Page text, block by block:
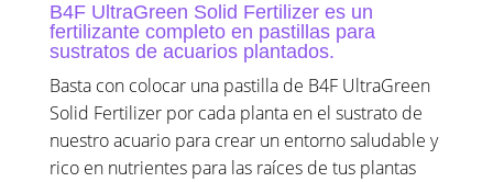
B4F UltraGreen Solid Fertilizer es un
fertilizante completo en pastillas para
sustratos de acuarios plantados.
Basta con colocar una pastilla de B4F UltraGreen
Solid Fertilizer por cada planta en el sustrato de
nuestro acuario para crear un entorno saludable y
rico en nutrientes para las raíces de tus plantas